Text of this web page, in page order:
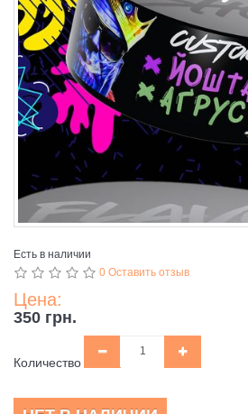
Есть в наличии
0 Оставить отзыв
Цена:
350 грн.
Количество